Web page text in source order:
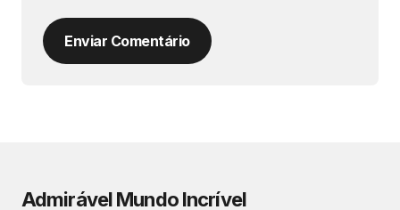
Enviar Comentário
Admirável Mundo Incrível